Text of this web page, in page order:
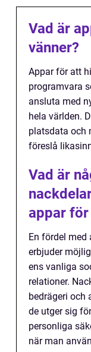
Vad är
vänner?
Appar för att
programvara
ansluta med
hela världen.
platsdata och
föreslå
Vad är
appar för
En fördel
erbjuder
ens vanliga
relationer.
bedrägeri och
de utger sig
personliga
när man